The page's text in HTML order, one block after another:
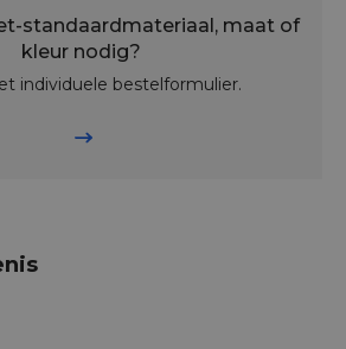
standaardmateriaal, maat of
kleur nodig?
individuele bestelformulier.